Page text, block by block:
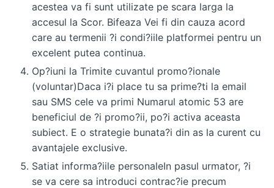
acestea va fi sunt utilizate pe scara larga la
accesul la Scor. Bifeaza Vei fi din cauza acord
care au termenii ?i condi?iile platformei pentru un
excelent putea continua.
Op?iuni la Trimite cuvantul promo?ionale
(voluntar)Daca i?i place tu sa prime?ti la email
sau SMS cele va primi Numarul atomic 53 are
beneficiul de ?i promo?ii, po?i activa aceasta
subiect. E o strategie bunata?i din as la curent cu
avantajele exclusive.
Satiat informa?iile personaleIn pasul urmator, ?i
se va cere sa introduci contrac?ie precum